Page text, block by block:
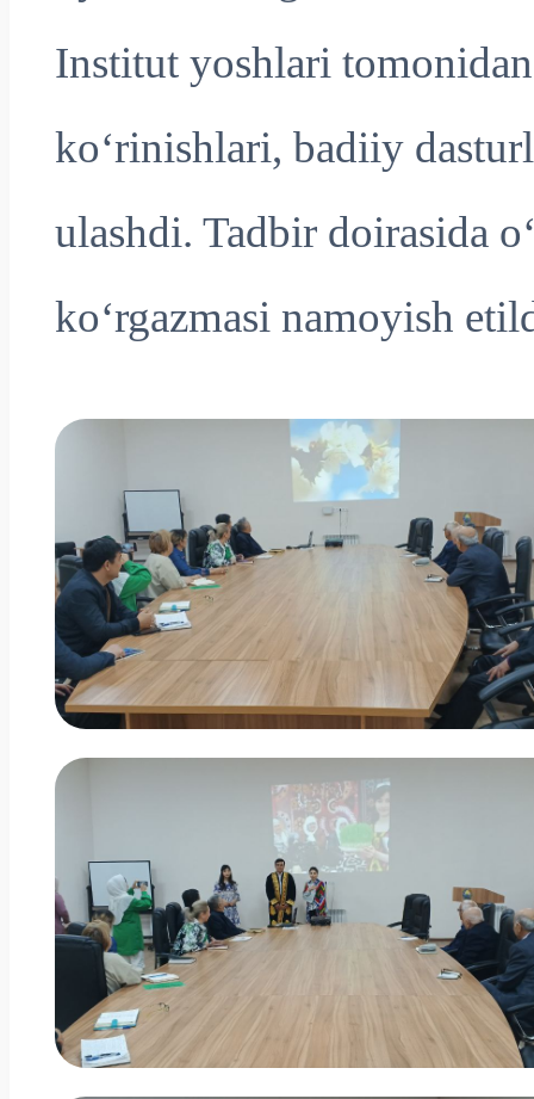
Institut yoshlari
ko‘rinishlari, badiiy
ulashdi. Tadbir doirasida
ko‘rgazmasi namoyish